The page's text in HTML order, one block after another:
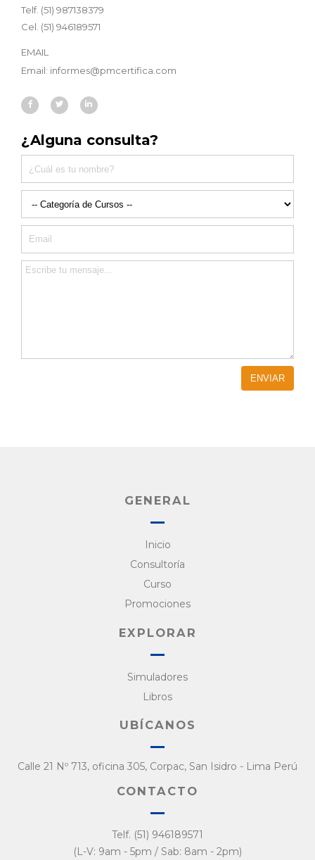
Telf. (51) 987138379
Cel. (51) 946189571
EMAIL
Email: informes@pmcertifica.com
¿Alguna consulta?
GENERAL
Inicio
Consultoría
Curso
Promociones
EXPLORAR
Simuladores
Libros
UBÍCANOS
Calle 21 Nº 713, oficina 305, Corpac, San Isidro - Lima Perú
CONTACTO
Telf. (51) 946189571
(L-V: 9am - 5pm / Sab: 8am - 2pm)